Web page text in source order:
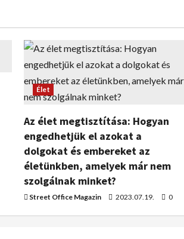
Élet
Az élet megtisztítása: Hogyan
engedhetjük el azokat a
dolgokat és embereket az
életünkben, amelyek már nem
szolgálnak minket?
Street Office Magazin 2023.07.19. 0